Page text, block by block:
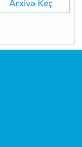
Arxivə Keç